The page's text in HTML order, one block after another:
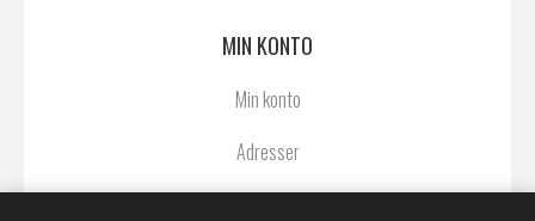
MIN KONTO
Min konto
Adresser